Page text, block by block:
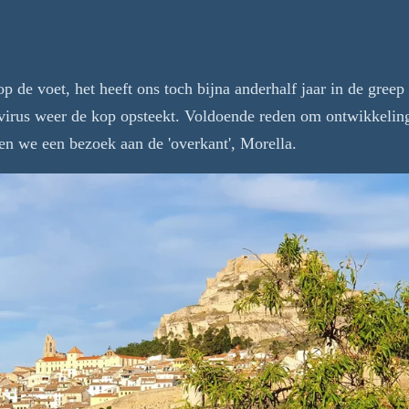
de voet, het heeft ons toch bijna anderhalf jaar in de greep
weer de kop opsteekt. Voldoende reden om
we een bezoek aan de 'overkant', Morella.